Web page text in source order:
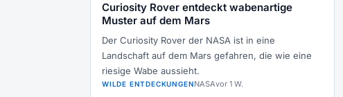
Curiosity Rover entdeckt wabenartige
Muster auf dem Mars
Der Curiosity Rover der NASA ist in eine
Landschaft auf dem Mars gefahren, die wie eine
riesige Wabe aussieht.
WILDE ENTDECKUNGENNASAvor 1 W.